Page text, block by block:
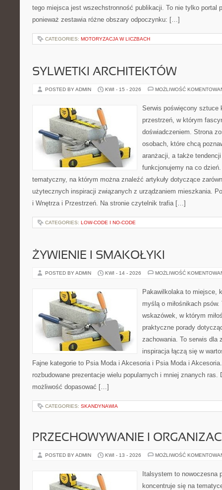
tego miejsca jest wszechstronność publikacji. To nie tylko portal
ponieważ zestawia różne obszary odpoczynku: […]
CATEGORIES: MOTORYZACJA W LICZBACH
SYLWETKI ARCHITEKTÓW
POSTED BY ADMIN KWI - 15 - 2026 MOŻLIWOŚĆ
Serwis poświęcony sztuce
przestrzeń, w którym
doświadczeniem. Strona
osobach, które chcą
aranżacji, a także
funkcjonujemy na co
tematyczny, na którym można znaleźć artykuły dotyczące
użytecznych inspiracji związanych z urządzaniem mieszkania.
i Wnętrza i Przestrzeń. Na stronie czytelnik trafia […]
CATEGORIES: LOW-CODE I NO-CODE
ŻYWIENIE I SMAKOŁYKI
POSTED BY ADMIN KWI - 14 - 2026 MOŻLIWOŚĆ
Pakawilkolaka to miejsce,
myślą o miłośnikach
wskazówek, w którym
praktyczne porady
zachowania. To serwis dla
inspiracja łączą się w
Fajne kategorie to Psia Moda i Akcesoria i Psia Moda i
rozbudowane prezentacje wielu popularnych i mniej znanych
możliwość dopasować […]
CATEGORIES: SKANDYNAWIA
PRZECHOWYWANIE I
POSTED BY ADMIN KWI - 13 - 2026 MOŻLIWOŚĆ
Italsystem to nowoczesna
koncentruje się na